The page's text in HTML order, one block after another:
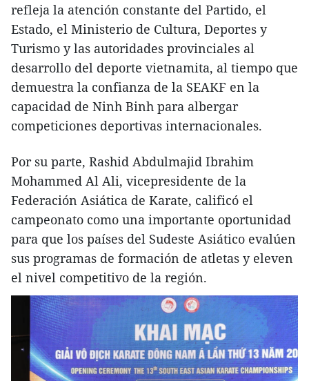
refleja la atención constante del Partido, el
Estado, el Ministerio de Cultura, Deportes y
Turismo y las autoridades provinciales al
desarrollo del deporte vietnamita, al tiempo que
demuestra la confianza de la SEAKF en la
capacidad de Ninh Binh para albergar
competiciones deportivas internacionales.
Por su parte, Rashid Abdulmajid Ibrahim
Mohammed Al Ali, vicepresidente de la
Federación Asiática de Karate, calificó el
campeonato como una importante oportunidad
para que los países del Sudeste Asiático evalúen
sus programas de formación de atletas y eleven
el nivel competitivo de la región.